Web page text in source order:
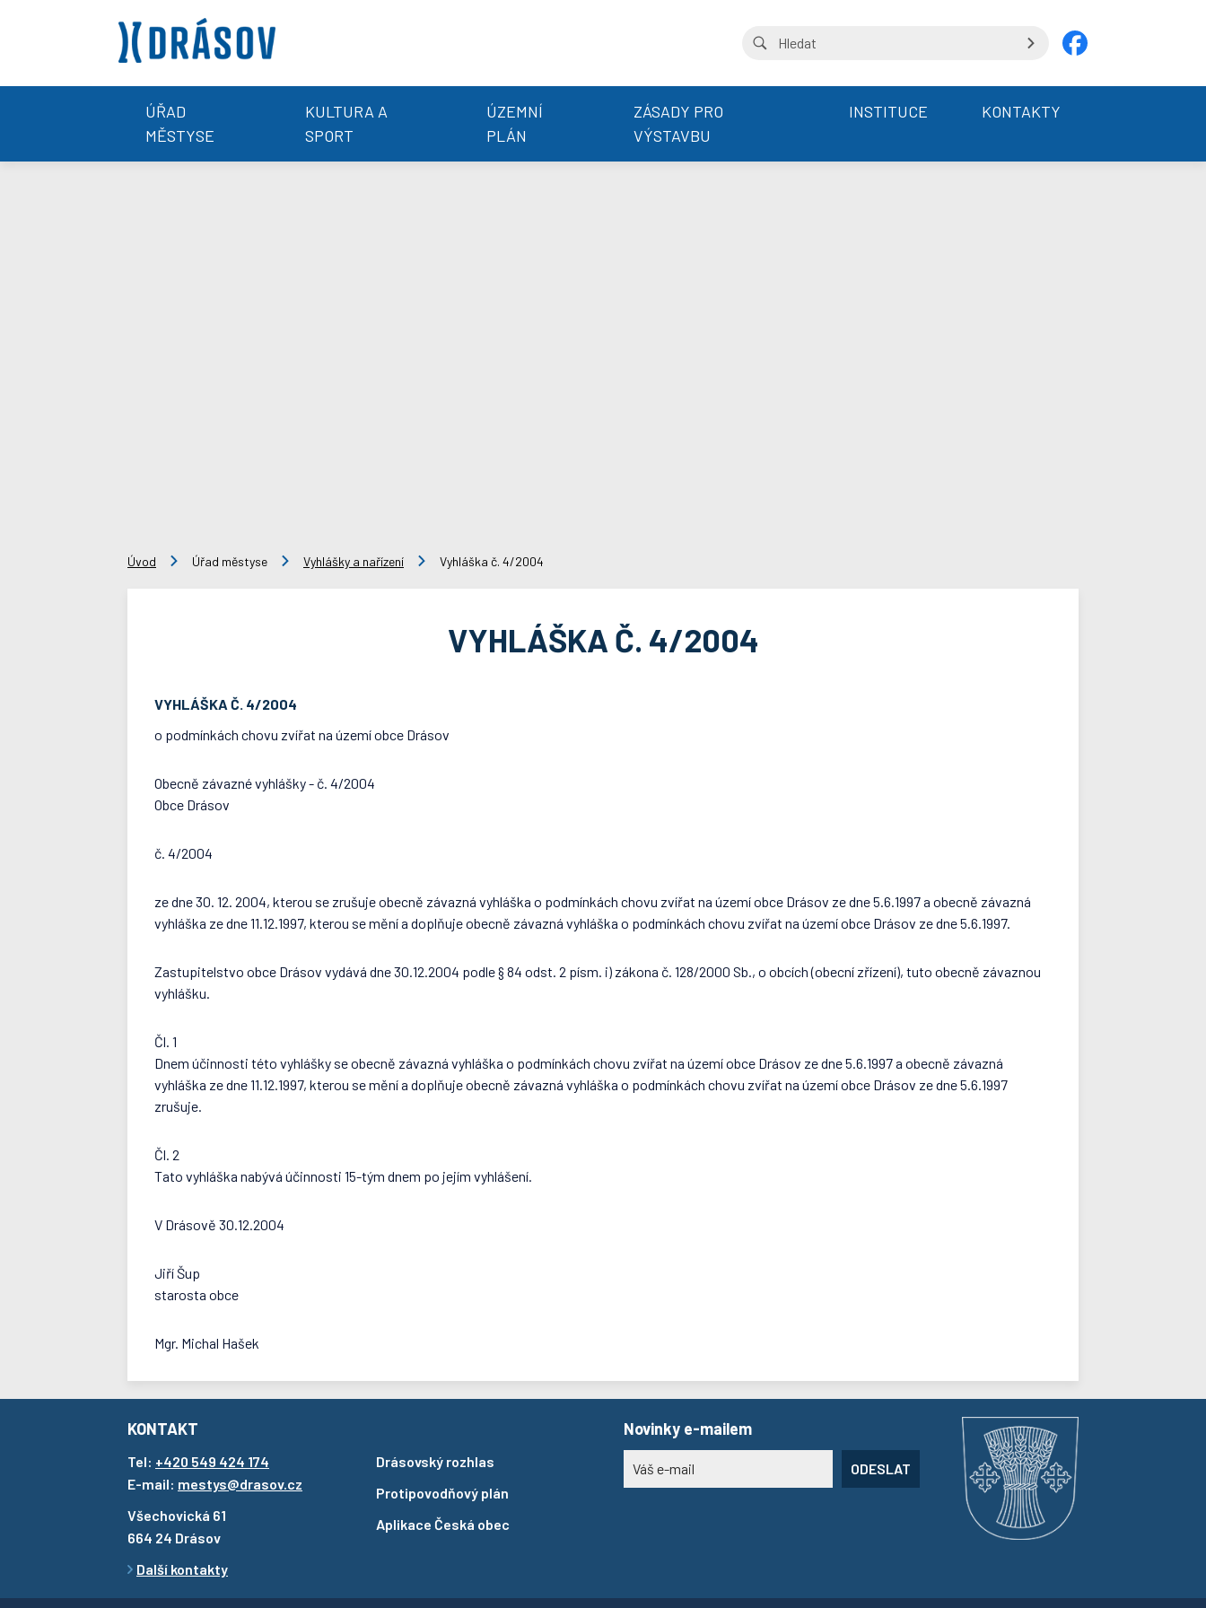
ÚŘAD
MĚSTYSE
KULTURA A
SPORT
ÚZEMNÍ
PLÁN
ZÁSADY PRO
VÝSTAVBU
INSTITUCE KONTAKTY
Úvod Úřad městyse Vyhlášky a nařízení Vyhláška č. 4/2004
VYHLÁŠKA Č. 4/2004
VYHLÁŠKA Č. 4/2004
o podmínkách chovu zvířat na území obce Drásov
Obecně závazné vyhlášky - č. 4/2004
Obce Drásov
č. 4/2004
ze dne 30. 12. 2004, kterou se zrušuje obecně závazná vyhláška o podmínkách chovu zvířat na území obce Drásov ze dne 5.6.1997 a obecně závazná
vyhláška ze dne 11.12.1997, kterou se mění a doplňuje obecně závazná vyhláška o podmínkách chovu zvířat na území obce Drásov ze dne 5.6.1997.
Zastupitelstvo obce Drásov vydává dne 30.12.2004 podle § 84 odst. 2 písm. i) zákona č. 128/2000 Sb., o obcích (obecní zřízení), tuto obecně závaznou
vyhlášku.
Čl. 1
Dnem účinnosti této vyhlášky se obecně závazná vyhláška o podmínkách chovu zvířat na území obce Drásov ze dne 5.6.1997 a obecně závazná
vyhláška ze dne 11.12.1997, kterou se mění a doplňuje obecně závazná vyhláška o podmínkách chovu zvířat na území obce Drásov ze dne 5.6.1997
zrušuje.
Čl. 2
Tato vyhláška nabývá účinnosti 15-tým dnem po jejím vyhlášení.
V Drásově 30.12.2004
Jiří Šup
starosta obce
Mgr. Michal Hašek
KONTAKT
Tel: +420 549 424 174
E-mail: mestys@drasov.cz
Všechovická 61
664 24 Drásov
Další kontakty
Drásovský rozhlas
Protipovodňový plán
Aplikace Česká obec
Novinky e-mailem
ODESLAT